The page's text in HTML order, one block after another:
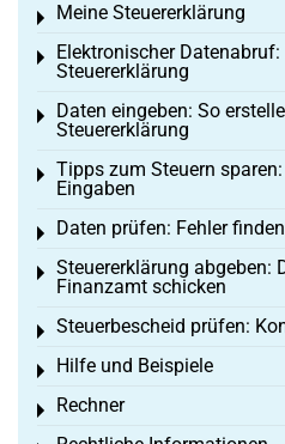
Meine Steuererklärung
Toggle menu
Elektronischer
Steuererklärung
Toggle menu
Daten eingeben: So
Steuererklärung
Toggle menu
Tipps zum Steuern
Eingaben
Toggle menu
Daten prüfen: Fehler finden
Toggle menu
Steuererklärung abgeben:
Finanzamt schicken
Toggle menu
Steuerbescheid prüfen:
Toggle menu
Hilfe und Beispiele
Toggle menu
Rechner
Toggle menu